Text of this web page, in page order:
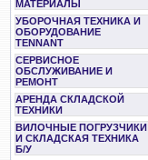
МАТЕРИАЛЫ
УБОРОЧНАЯ ТЕХНИКА И
ОБОРУДОВАНИЕ
TENNANT
СЕРВИСНОЕ
ОБСЛУЖИВАНИЕ И
РЕМОНТ
АРЕНДА СКЛАДСКОЙ
ТЕХНИКИ
ВИЛОЧНЫЕ ПОГРУЗЧИКИ
И СКЛАДСКАЯ ТЕХНИКА
Б/У